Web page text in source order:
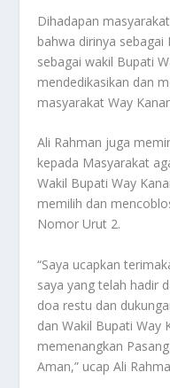
Dihadapan
bahwa dirinya
sebagai wakil Bupati
mendedikasikan dan
masyarakat Way
Ali Rahman juga
kepada Masyarakat
Wakil Bupati Way
memilih dan
Nomor Urut 2.
“Saya ucapkan
saya yang telah hadir
doa restu dan
dan Wakil Bupati Way
memenangkan
Aman,” ucap Ali